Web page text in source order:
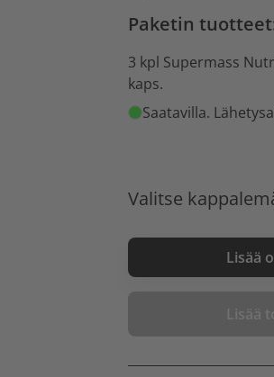
Paketin
3 kpl Supermass
kaps.
Saatavilla.
Valitse
Lisää
Lisää